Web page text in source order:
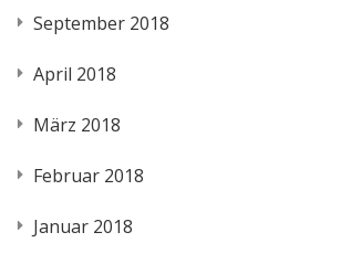
September 2018
April 2018
März 2018
Februar 2018
Januar 2018